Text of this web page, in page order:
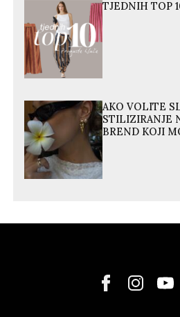
TJEDNIH TOP
AKO VOLITE
STILIZIRANJE
BREND KOJI